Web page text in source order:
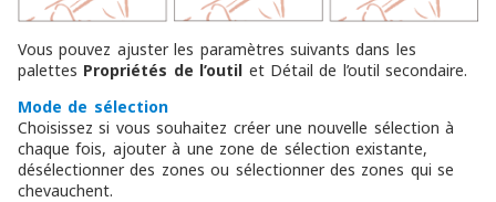
Vous pouvez ajuster les paramètres suivants dans les
palettes Propriétés de l’outil et Détail de l’outil secondaire.
Mode de sélection
Choisissez si vous souhaitez créer une nouvelle sélection à
chaque fois, ajouter à une zone de sélection existante,
désélectionner des zones ou sélectionner des zones qui se
chevauchent.